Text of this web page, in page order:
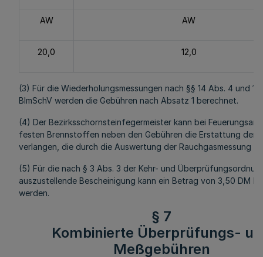
AW AW
20,0 12,0
(3) Für die Wiederholungsmessungen nach §§ 14 Abs. 4 und 15
BImSchV werden die Gebühren nach Absatz 1 berechnet.
(4) Der Bezirksschornsteinfegermeister kann bei
festen Brennstoffen neben den Gebühren die Erstattung der
verlangen, die durch die Auswertung der Rauchgasmessung
(5) Für die nach § 3 Abs. 3 der Kehr- und
auszustellende Bescheinigung kann ein Betrag von 3,50 DM
werden.
§ 7
Kombinierte Überprüfungs-
Meßgebühren